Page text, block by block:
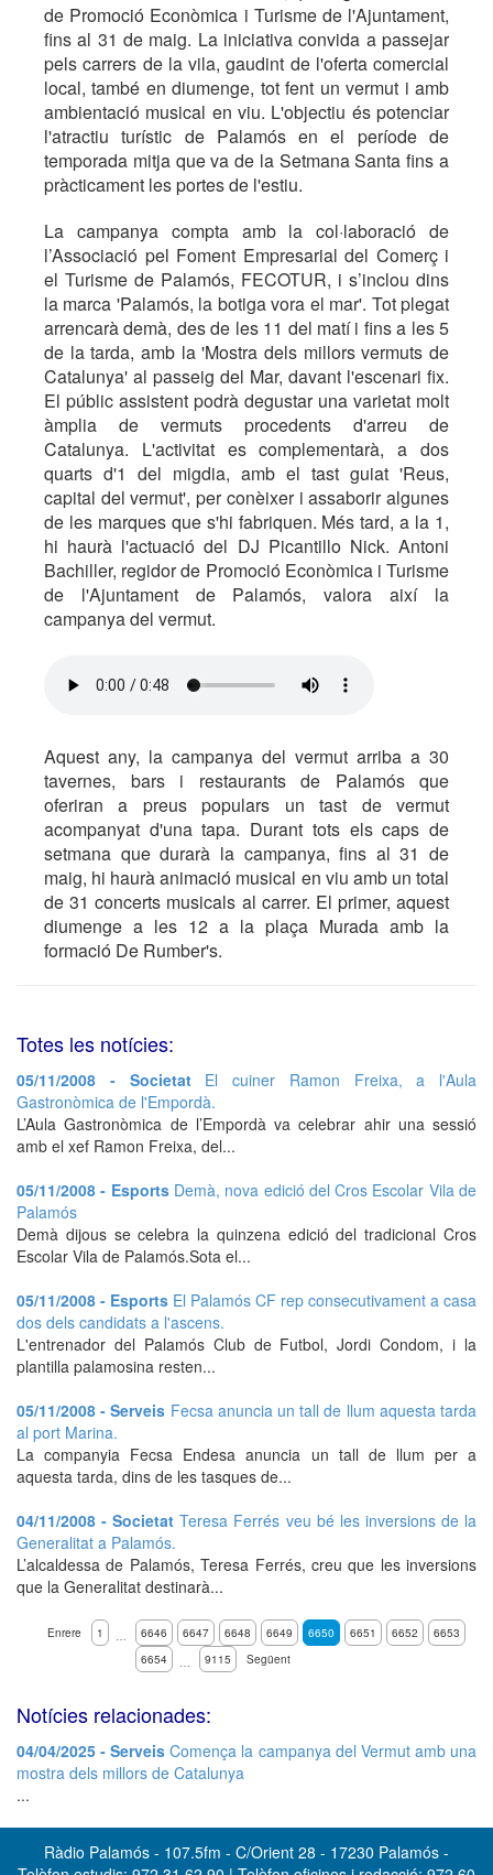
de Promoció Econòmica i Turisme de l'Ajuntament,
fins al 31 de maig. La iniciativa convida a passejar
pels carrers de la vila, gaudint de l'oferta comercial
local, també en diumenge, tot fent un vermut i amb
ambientació musical en viu. L'objectiu és potenciar
l'atractiu turístic de Palamós en el període de
temporada mitja que va de la Setmana Santa fins a
pràcticament les portes de l'estiu.
La campanya compta amb la col·laboració de
l’Associació pel Foment Empresarial del Comerç i
el Turisme de Palamós, FECOTUR, i s’inclou dins
la marca 'Palamós, la botiga vora el mar'. Tot plegat
arrencarà demà, des de les 11 del matí i fins a les 5
de la tarda, amb la 'Mostra dels millors vermuts de
Catalunya' al passeig del Mar, davant l'escenari fix.
El públic assistent podrà degustar una varietat molt
àmplia de vermuts procedents d'arreu de
Catalunya. L'activitat es complementarà, a dos
quarts d'1 del migdia, amb el tast guiat 'Reus,
capital del vermut', per conèixer i assaborir algunes
de les marques que s'hi fabriquen. Més tard, a la 1,
hi haurà l'actuació del DJ Picantillo Nick. Antoni
Bachiller, regidor de Promoció Econòmica i Turisme
de l'Ajuntament de Palamós, valora així la
campanya del vermut.
Aquest any, la campanya del vermut arriba a 30
tavernes, bars i restaurants de Palamós que
oferiran a preus populars un tast de vermut
acompanyat d'una tapa. Durant tots els caps de
setmana que durarà la campanya, fins al 31 de
maig, hi haurà animació musical en viu amb un total
de 31 concerts musicals al carrer. El primer, aquest
diumenge a les 12 a la plaça Murada amb la
formació De Rumber's.
Totes les notícies:
05/11/2008 - Societat El cuiner Ramon Freixa, a l'Aula
Gastronòmica de l'Empordà.
L’Aula Gastronòmica de l’Empordà va celebrar ahir una sessió
amb el xef Ramon Freixa, del...
05/11/2008 - Esports Demà, nova edició del Cros Escolar Vila de
Palamós
Demà dijous se celebra la quinzena edició del tradicional Cros
Escolar Vila de Palamós.Sota el...
05/11/2008 - Esports El Palamós CF rep consecutivament a casa
dos dels candidats a l'ascens.
L'entrenador del Palamós Club de Futbol, Jordi Condom, i la
plantilla palamosina resten...
05/11/2008 - Serveis Fecsa anuncia un tall de llum aquesta tarda
al port Marina.
La companyia Fecsa Endesa anuncia un tall de llum per a
aquesta tarda, dins de les tasques de...
04/11/2008 - SocietatTeresa Ferrés veu bé les inversions de la
Generalitat a Palamós.
L’alcaldessa de Palamós, Teresa Ferrés, creu que les inversions
que la Generalitat destinarà...
Enrere 1 … 6646 6647 6648 6649 6650 6651 6652
6653
6654
… 9115 Següent
Notícies relacionades:
04/04/2025 - Serveis Comença la campanya del Vermut amb una
mostra dels millors de Catalunya
...
Ràdio Palamós - 107.5fm - C/Orient 28 - 17230 Palamós -